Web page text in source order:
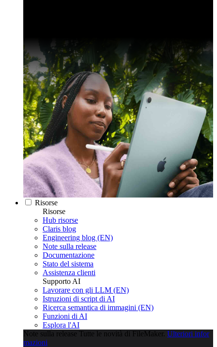
Risorse
Risorse
Hub risorse
Claris blog
Engineering blog (EN)
Note sulla release
Documentazione
Stato del sistema
Assistenza clienti
Supporto AI
Lavorare con gli LLM (EN)
Istruzioni di script di AI
Ricerca semantica di immagini (EN)
Funzioni di AI
Esplora l'AI
Note sulla release Tutte le novità di FileMaker. Ulteriori infor
mazioni